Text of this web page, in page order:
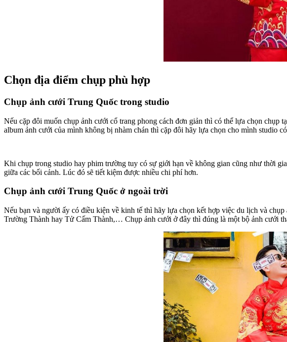
Chọn địa điểm chụp phù hợp
Chụp ảnh cưới Trung Quốc trong studio
Nếu cặp đôi muốn chụp ảnh cưới cổ trang phong cách đơn giản thì có thể lựa chọn
album ảnh cưới của mình không bị nhàm chán thì cặp đôi hãy lựa chọn cho mình studio
Khi chụp trong studio hay phim trường tuy có sự giới hạn về không gian cũng như thời
giữa các bối cảnh. Lúc đó sẽ tiết kiệm được nhiều chi phí hơn.
Chụp ảnh cưới Trung Quốc ở ngoài trời
Nếu bạn và người ấy có điều kiện về kinh tế thì hãy lựa chọn kết hợp việc du lịch và
Trường Thành hay Tử Cấm Thành,… Chụp ảnh cưới ở đây thì đúng là một bộ ảnh cưới